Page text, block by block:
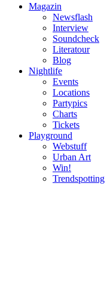
Magazin
Newsflash
Interview
Soundcheck
Literatour
Blog
Nightlife
Events
Locations
Partypics
Charts
Tickets
Playground
Webstuff
Urban Art
Win!
Trendspotting